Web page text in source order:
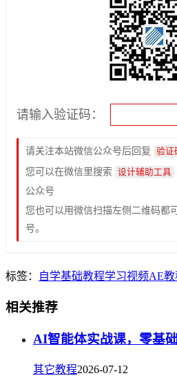
请输入验证码：
请关注本站微信公众号后回复 验证
您可以在微信里搜索
设计辅助工具
公众号
您也可以用微信扫描左侧二维码都
号。
标签： 自学基础教程学习视频AE教
相关推荐
AI智能体实战课，零基
其它教程2026-07-12